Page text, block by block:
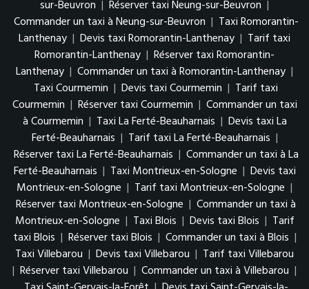
sur-Beuvron | Réserver taxi Neung-sur-Beuvron |
Commander un taxi à Neung-sur-Beuvron | Taxi Romorantin-
Lanthenay | Devis taxi Romorantin-Lanthenay | Tarif taxi
Romorantin-Lanthenay | Réserver taxi Romorantin-
Lanthenay | Commander un taxi à Romorantin-Lanthenay |
Taxi Courmemin | Devis taxi Courmemin | Tarif taxi
Courmemin | Réserver taxi Courmemin | Commander un taxi
à Courmemin | Taxi La Ferté-Beauharnais | Devis taxi La
Ferté-Beauharnais | Tarif taxi La Ferté-Beauharnais |
Réserver taxi La Ferté-Beauharnais | Commander un taxi à La
Ferté-Beauharnais | Taxi Montrieux-en-Sologne | Devis taxi
Montrieux-en-Sologne | Tarif taxi Montrieux-en-Sologne |
Réserver taxi Montrieux-en-Sologne | Commander un taxi à
Montrieux-en-Sologne | Taxi Blois | Devis taxi Blois | Tarif
taxi Blois | Réserver taxi Blois | Commander un taxi à Blois |
Taxi Villebarou | Devis taxi Villebarou | Tarif taxi Villebarou
| Réserver taxi Villebarou | Commander un taxi à Villebarou |